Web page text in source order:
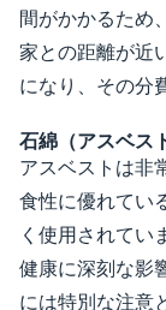
間がかかるため
家との距離が近
になり、その分
石綿（アスベス
アスベストは非
食性に優れてい
く使用されてい
健康に深刻な影
には特別な注意